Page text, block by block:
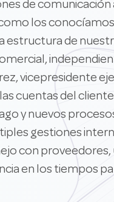
de
los
de
vicepresidente
cuentas del
y nuevos
gestiones
con
en los tiempos